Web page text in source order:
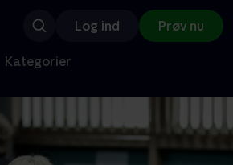
Log ind Prøv nu
Kategorier